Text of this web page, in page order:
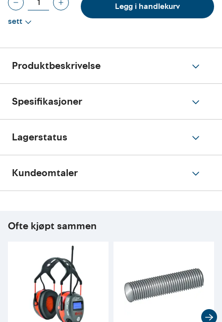
sett
Legg i handlekurv
Produktbeskrivelse
Spesifikasjoner
Lagerstatus
Kundeomtaler
Ofte kjøpt sammen